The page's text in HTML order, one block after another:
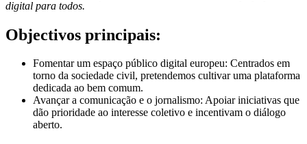
digital para todos.
Objectivos principais:
Fomentar um espaço público digital europeu: Centrados em
torno da sociedade civil, pretendemos cultivar uma plataforma
dedicada ao bem comum.
Avançar a comunicação e o jornalismo: Apoiar iniciativas que
dão prioridade ao interesse coletivo e incentivam o diálogo
aberto.